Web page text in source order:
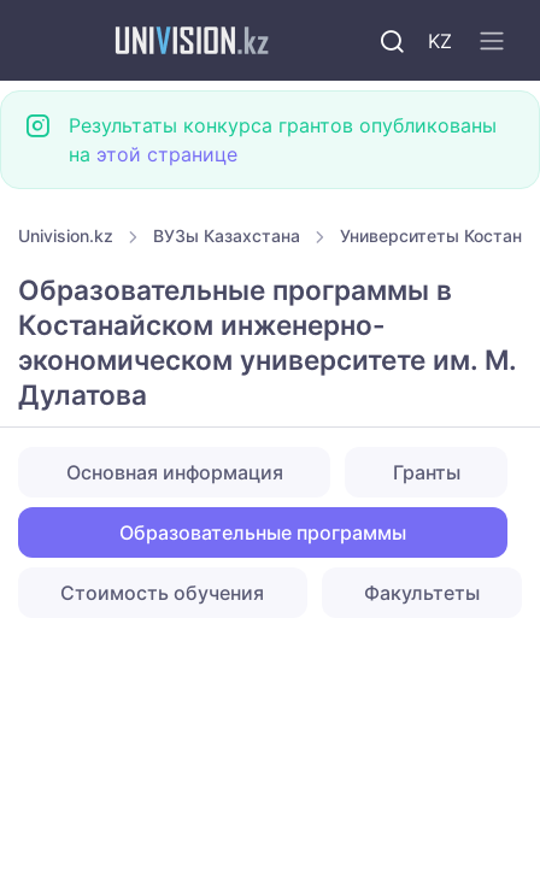
KZ
Результаты конкурса грантов опубликованы
на этой странице
Univision.kz ВУЗы Казахстана Университеты Костаная
Образовательные программы в
Костанайском инженерно-
экономическом университете им. М.
Дулатова
Основная информация Гранты
Образовательные программы
Стоимость обучения Факультеты